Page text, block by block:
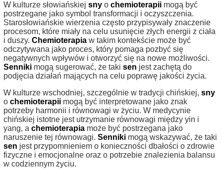
W kulturze słowiańskiej sny o chemioterapii mogą być
postrzegane jako symbol transformacji i oczyszczenia.
Starosłowiańskie wierzenia często przypisywały znaczenie
procesom, które miały na celu usunięcie złych energii z ciała
i duszy. Chemioterapia w takim kontekście może być
odczytywana jako proces, który pomaga pozbyć się
negatywnych wpływów i otworzyć się na nowe możliwości.
Senniki mogą sugerować, że taki sen jest zachętą do
podjęcia działań mających na celu poprawę jakości życia.
W kulturze wschodniej, szczególnie w tradycji chińskiej, sny
o chemioterapii mogą być interpretowane jako znak
potrzeby harmonii i równowagi w życiu. W medycynie
chińskiej istotne jest utrzymanie równowagi między yin i
yang, a chemioterapia może być postrzegana jako
naruszenie tej równowagi. Senniki mogą wskazywać, że taki
sen jest przypomnieniem o konieczności dbałości o zdrowie
fizyczne i emocjonalne oraz o potrzebie znalezienia balansu
w codziennym życiu.